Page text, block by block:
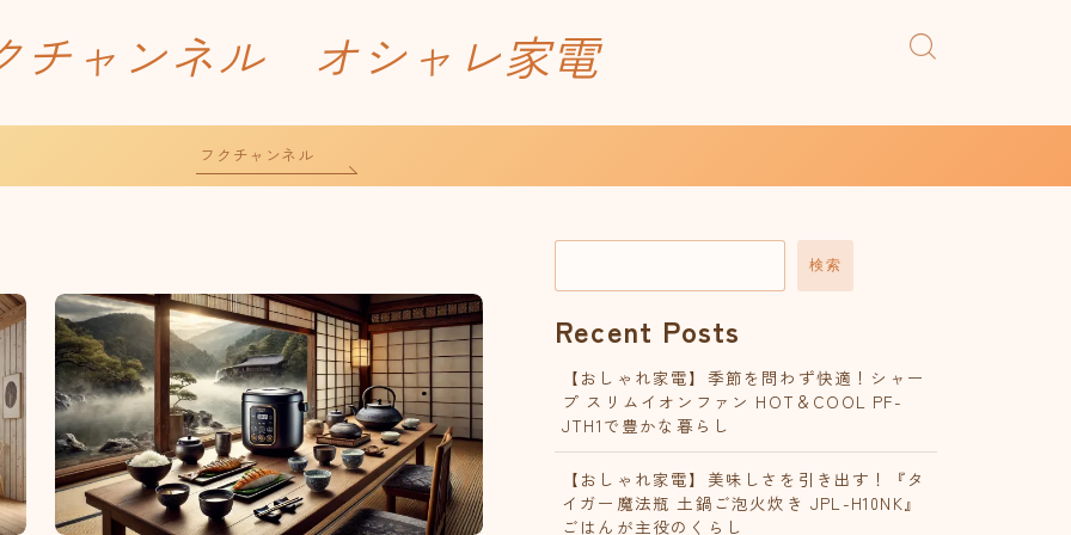
チャンネル オシャレ家電
フクチャンネル
検索
Recent Posts
【おしゃれ家電】季節を問わず快適！シャー
プ スリムイオンファン HOT＆COOL PF-
JTH1で豊かな暮らし
【おしゃれ家電】美味しさを引き出す！『タ
イガー魔法瓶 土鍋ご泡火炊き JPL-H10NK』
ごはんが主役のくらし